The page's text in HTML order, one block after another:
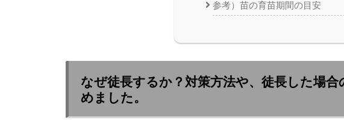
参考）苗の育苗期間の目安
なぜ徒長するか？対策方法や、徒長した場合
めました。